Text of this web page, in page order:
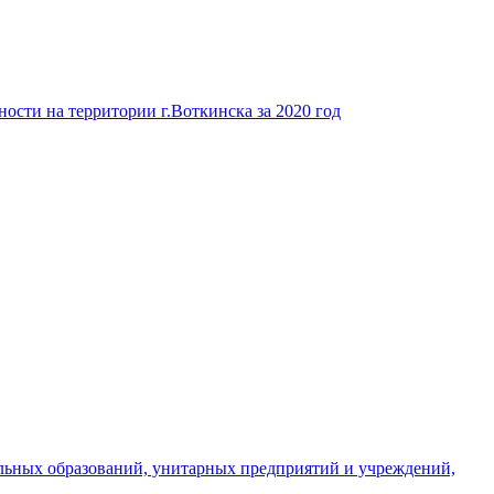
на территории г.Воткинска за 2020 год
образований, унитарных предприятий и учреждений,